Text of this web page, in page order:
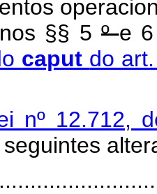
§§ 5 ºe
caput do
nº 12.712,